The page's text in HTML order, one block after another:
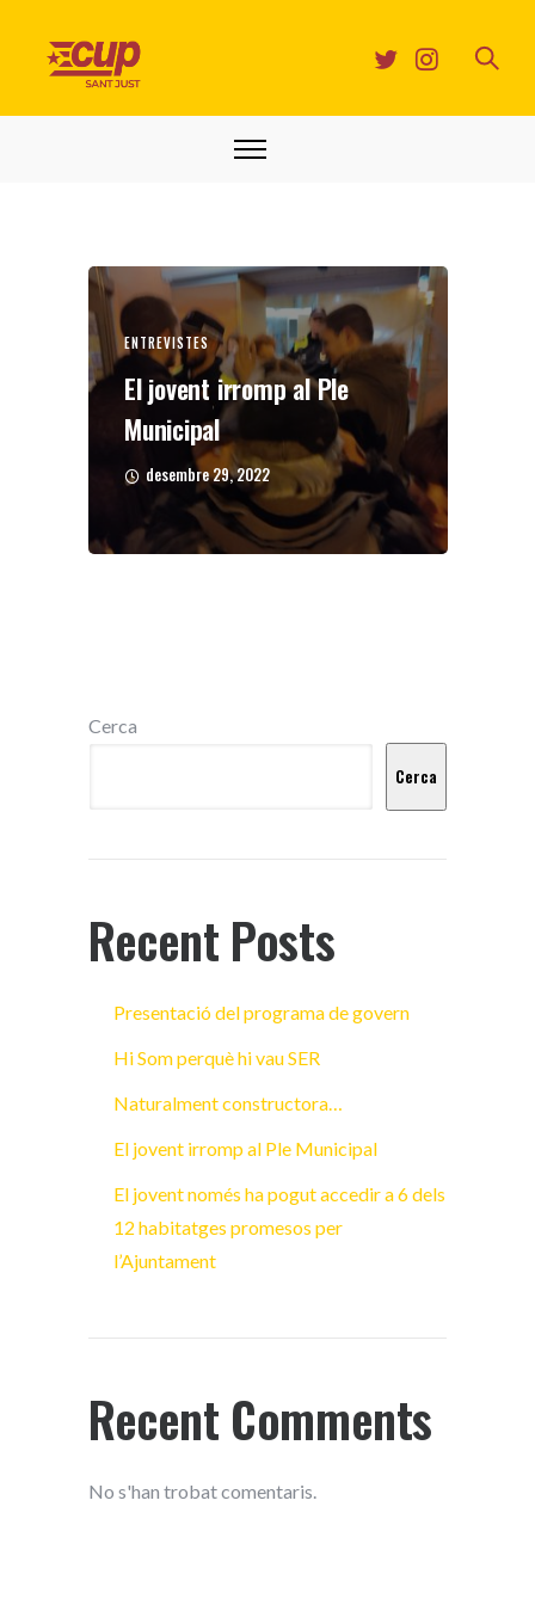
ENTREVISTES
El jovent irromp al Ple
Municipal
desembre 29, 2022
Cerca
Cerca
Recent Posts
Presentació del programa de govern
Hi Som perquè hi vau SER
Naturalment constructora…
El jovent irromp al Ple Municipal
El jovent només ha pogut accedir a 6 dels
12 habitatges promesos per
l’Ajuntament
Recent Comments
No s'han trobat comentaris.